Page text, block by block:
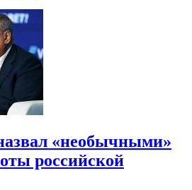
«необычными»
российской